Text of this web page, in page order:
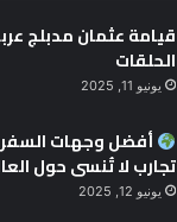
قيامة عثمان مدبلج
الحلقات
يونيو 11, 2025
تجارب لا تُنسى حول
يونيو 12, 2025